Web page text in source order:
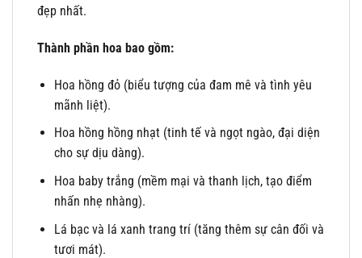
đẹp nhất.
Thành phần hoa bao gồm:
Hoa hồng đỏ (biểu tượng của đam mê và tình yêu
mãnh liệt).
Hoa hồng hồng nhạt (tinh tế và ngọt ngào, đại diện
cho sự dịu dàng).
Hoa baby trắng (mềm mại và thanh lịch, tạo điểm
nhấn nhẹ nhàng).
Lá bạc và lá xanh trang trí (tăng thêm sự cân đối và
tươi mát).